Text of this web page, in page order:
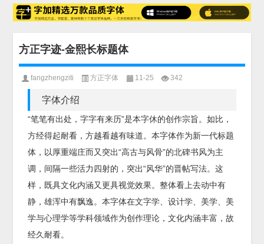
方正字迹-金熙长标题体
fangzhengziti 方正字体 11-25 342
字体介绍
“笔笔有出处，字字有来历”是本字休的创作宗旨。如比，
方经得起耐看，方越看越有味道。本字体作为新一代标题
体，以厚重端庄而又突出“高古与风骨”的北碑书风为主
调，间隔一些活力四射的，突出“风华”的晋帖写法。这
样，既具文化内涵又更具视觉效果。整体看上去动中有
静，雄浑中有飘逸。本字体在文字学、设计学、美学、美
学与心理学等学科领域作为创作理论，文化内涵丰富，故
经久耐看。